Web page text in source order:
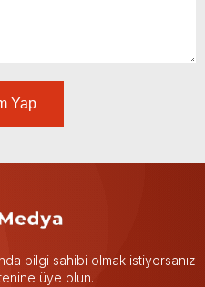
Yap
bilgi sahibi olmak istiyorsanız
üye olun.